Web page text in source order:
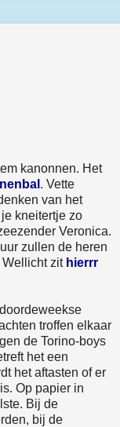
kanonnen. Het
. Vette
van het
je kneitertje zo
Veronica.
zullen de heren
Wellicht zit hierrr
troffen elkaar
de Torino-boys
het een
het aftasten of er
Op papier in
Bij de
bij de